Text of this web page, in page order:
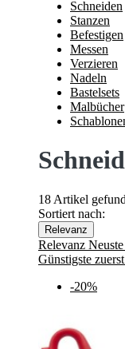
Schneiden
Stanzen
Befestigen
Messen
Verzieren
Nadeln
Bastelsets
Malbücher
18 Artikel
Sortiert nach:
Relevanz
Relevanz
Günstigste zuerst
-20%